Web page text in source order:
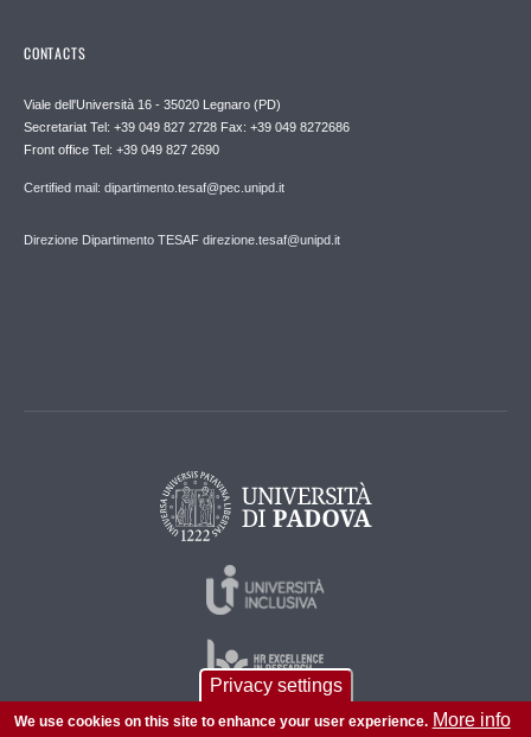
CONTACTS
Viale dell'Università 16 - 35020 Legnaro (PD)
Secretariat Tel: +39 049 827 2728 Fax: +39 049 8272686
Front office Tel: +39 049 827 2690
Certified mail: dipartimento.tesaf@pec.unipd.it
Direzione Dipartimento TESAF direzione.tesaf@unipd.it
Privacy settings
We use cookies on this site to enhance your user experience. More info